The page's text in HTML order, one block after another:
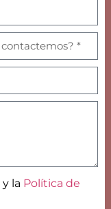
y la Política de